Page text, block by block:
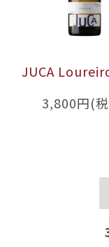
JUCA
3,800円(